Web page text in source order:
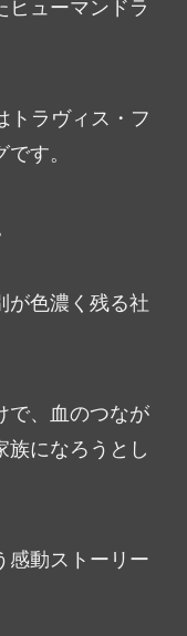
ヒューマンドラ
トラヴィス・フ
す。
が色濃く残る社
で、血のつなが
族になろうとし
感動ストーリー